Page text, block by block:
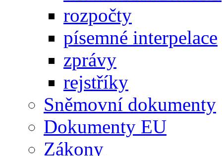
rozpočty
písemné interpelace
zprávy
rejstříky
Sněmovní dokumenty
Dokumenty EU
Zákony